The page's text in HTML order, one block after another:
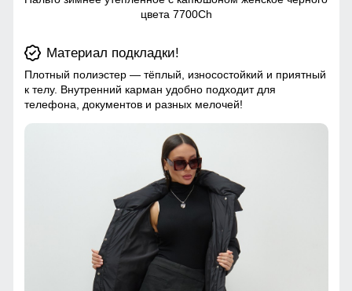
цвета 7700Ch
Материал подкладки!
Плотный полиэстер — тёплый, износостойкий и приятный
к телу. Внутренний карман удобно подходит для
телефона, документов и разных мелочей!